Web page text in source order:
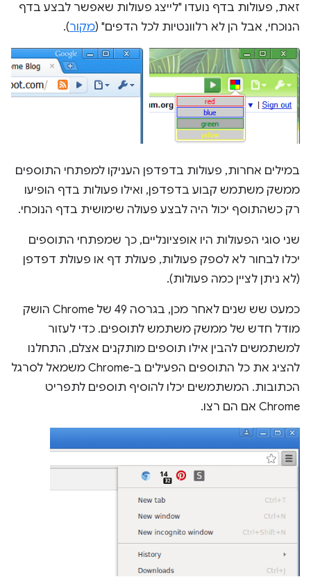
זאת, פעולות בדף נועדו "לייצג פעולות שאפשר לבצע בדף
הנוכחי, אבל הן לא רלוונטיות לכל הדפים" (מקור).
במילים אחרות, פעולות בדפדפן העניקו למפתחי התוספים
ממשק משתמש קבוע בדפדפן, ואילו פעולות בדף הופיעו
רק כשהתוסף יכול היה לבצע פעולה שימושית בדף הנוכחי.
שני סוגי הפעולות היו אופציונליים, כך שמפתחי התוספים
יכלו לבחור לא לספק פעולות, פעולת דף או פעולת דפדפן
(לא ניתן לציין כמה פעולות).
כמעט שש שנים לאחר מכן, בגרסה 49 של Chrome הושק
מודל חדש של ממשק משתמש לתוספים. כדי לעזור
למשתמשים להבין אילו תוספים מותקנים אצלם, התחלנו
להציג את כל התוספים הפעילים ב-Chrome משמאל לסרגל
הכתובות. המשתמשים יכלו להוסיף תוספים לתפריט
Chrome אם הם רצו.